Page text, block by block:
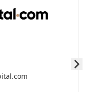
to next slide page